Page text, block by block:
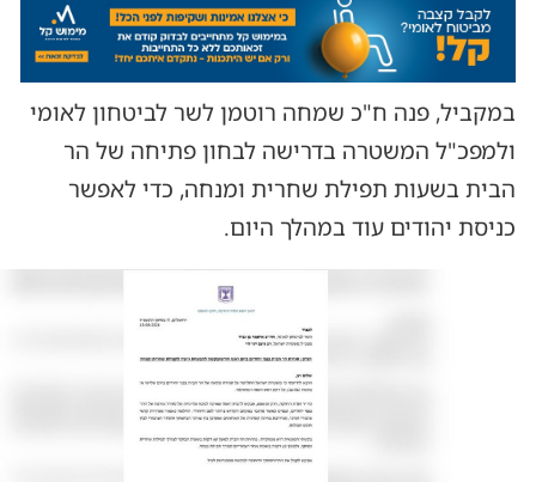
במקביל, פנה ח"כ שמחה רוטמן לשר לביטחון לאומי
ולמפכ"ל המשטרה בדרישה לבחון פתיחה של הר
הבית בשעות תפילת שחרית ומנחה, כדי לאפשר
כניסת יהודים עוד במהלך היום.